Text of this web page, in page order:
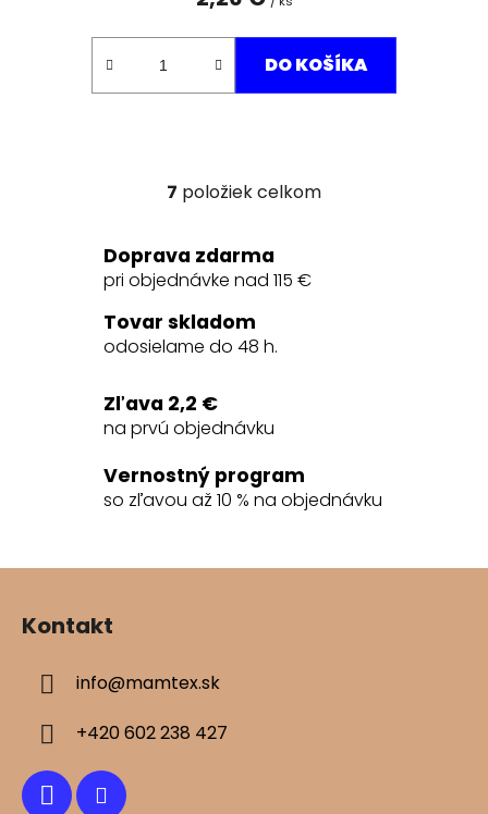
DO KOŠÍKA
O
l
á
a
c
p
r
v
k
y
ý
7 položiek celkom
Doprava zdarma
pri objednávke nad 115 €
Tovar skladom
odosielame do 48 h.
Zľava 2,2 €
na prvú objednávku
Vernostný program
so zľavou až 10 % na objednávku
Z
Kontakt
info@mamtex.sk
+420 602 238 427